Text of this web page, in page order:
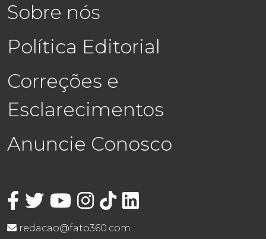
Sobre nós
Política Editorial
Correções e
Esclarecimentos
Anuncie Conosco
redacao@fato360.com